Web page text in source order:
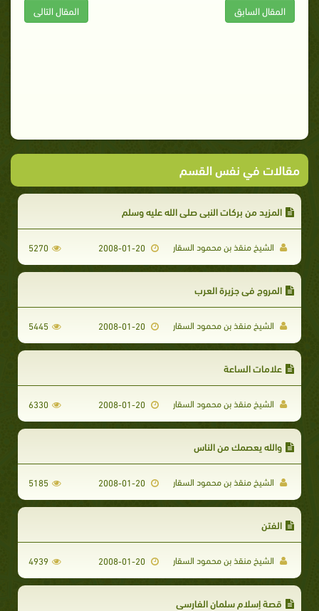
المقال السابق المقال التالى
مقالات في نفس القسم
المزيد من بركات النبي صلى الله عليه وسلم
الشيخ منقذ بن محمود السقار 2008-01-20
5270
المروج في جزيرة العرب
الشيخ منقذ بن محمود السقار 2008-01-20
5445
علامات الساعة
الشيخ منقذ بن محمود السقار 2008-01-20
6330
والله يعصمك من الناس
الشيخ منقذ بن محمود السقار 2008-01-20
5185
الفتن
الشيخ منقذ بن محمود السقار 2008-01-20
4939
قصة إسلام سلمان الفارسي